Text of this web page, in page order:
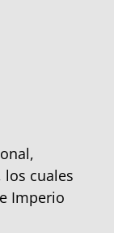
cuales
Imperio